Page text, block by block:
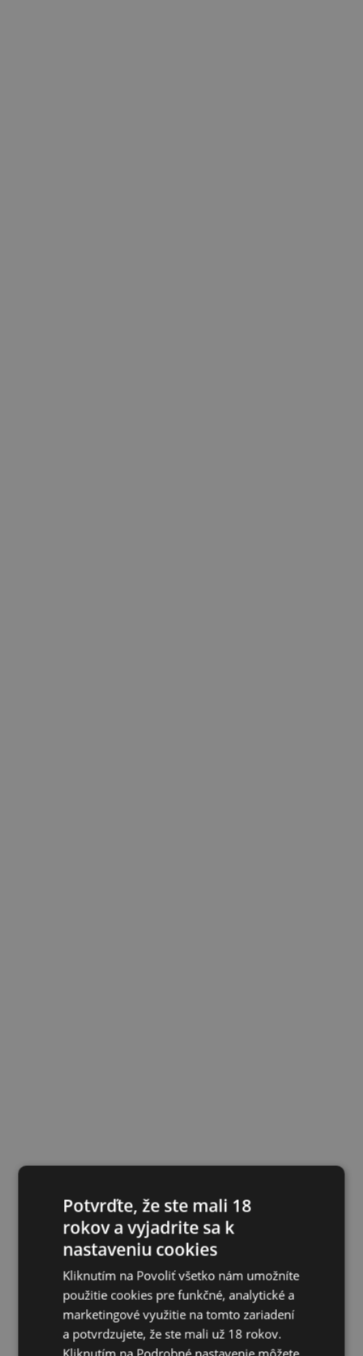
Potvrďte, že ste mali 18
rokov a vyjadrite sa k
nastaveniu cookies
Kliknutím na Povoliť všetko nám umožníte
použitie cookies pre funkčné, analytické a
marketingové využitie na tomto zariadení
a potvrdzujete, že ste mali už 18 rokov.